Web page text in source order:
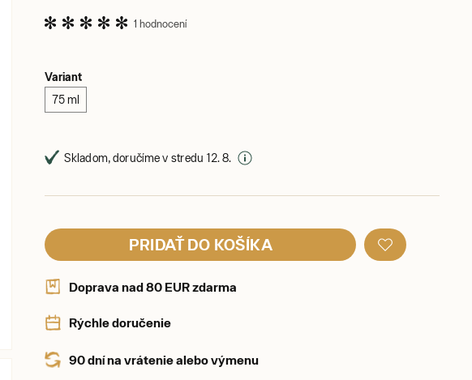
1 hodnocení
Variant
75 ml
Skladom, doručíme v stredu 12. 8.
PRIDAŤ DO KOŠÍKA
Doprava nad 80 EUR zdarma
Rýchle doručenie
90 dní na vrátenie alebo výmenu